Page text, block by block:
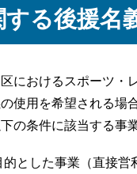
する後援名
におけるスポーツ・
使用を希望される場
の条件に該当する事
的とした事業（直接